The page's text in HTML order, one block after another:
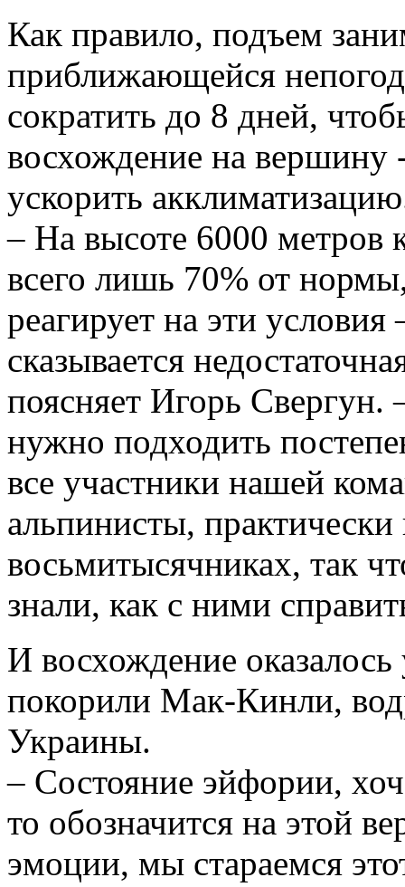
Как правило, подъем
приближающейся
сократить до 8 дней,
восхождение на вершину
ускорить
– На высоте 6000 метров
всего лишь 70% от
реагирует на эти
сказывается
поясняет Игорь Свергун.
нужно подходить
все участники нашей
альпинисты,
восьмитысячниках, так
знали, как с ними
И восхождение
покорили Мак-Кинли,
Украины.
– Состояние эйфории,
то обозначится на этой
эмоции, мы стараемся